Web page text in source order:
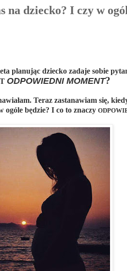
na dziecko? I czy w
planując dziecko zadaje sobie
ODPOWIEDNI MOMENT?
Teraz zastanawiam się,
ogóle będzie? I co to znaczy